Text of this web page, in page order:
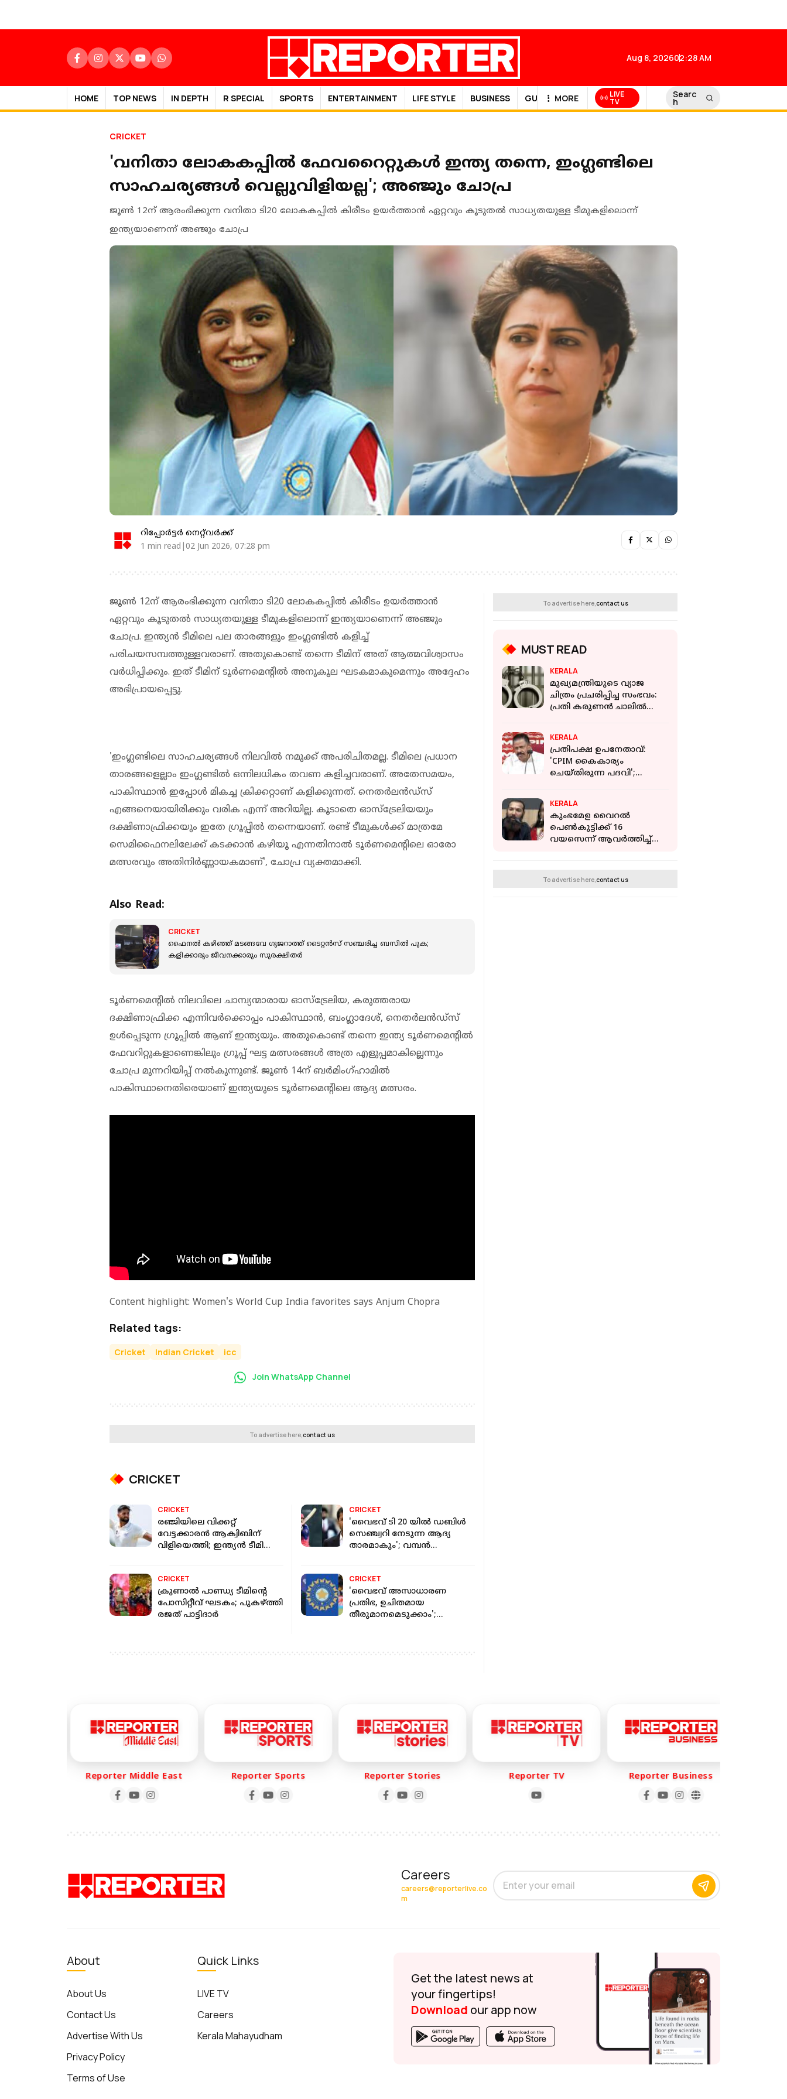
Aug 8, 202602:28 AM
HOME TOP NEWS IN DEPTH R SPECIAL SPORTS ENTERTAINMENT LIFE STYLE BUSINESS GULF NEWS
MORE LIVE
TV
Searc
h
CRICKET
'വനിതാ ലോകകപ്പില്‍ ഫേവറൈറ്റുകള്‍ ഇന്ത്യ തന്നെ, ഇംഗ്ലണ്ടിലെ
സാഹചര്യങ്ങള്‍ വെല്ലുവിളിയല്ല'; അഞ്ജും ചോപ്ര
ജൂൺ 12ന് ആരംഭിക്കുന്ന വനിതാ ടി20 ലോകകപ്പില്‍ കിരീടം ഉയർത്താൻ ഏറ്റവും കൂടുതല്‍ സാധ്യതയുള്ള ടീമുകളിലൊന്ന്
ഇന്ത്യയാണെന്ന് അഞ്ജും ചോപ്ര
റിപ്പോർട്ടർ നെറ്റ്‌വര്‍ക്ക്‌
1 min read|02 Jun 2026, 07:28 pm
ജൂൺ 12ന് ആരംഭിക്കുന്ന വനിതാ ടി20 ലോകകപ്പില്‍ കിരീടം ഉയർത്താൻ
ഏറ്റവും കൂടുതല്‍ സാധ്യതയുള്ള ടീമുകളിലൊന്ന് ഇന്ത്യയാണെന്ന് അഞ്ജും
ചോപ്ര. ഇന്ത്യൻ ടീമിലെ പല താരങ്ങളും ഇംഗ്ലണ്ടിൽ കളിച്ച്
പരിചയസമ്പത്തുള്ളവരാണ്. അതുകൊണ്ട് തന്നെ ടീമിന് അത് ആത്മവിശ്വാസം
വർധിപ്പിക്കും. ഇത് ടീമിന് ടൂർണമെന്റിൽ അനുകൂല ഘടകമാകുമെന്നും അദ്ദേഹം
അഭിപ്രായപ്പെട്ടു.
'ഇംഗ്ലണ്ടിലെ സാഹചര്യങ്ങള്‍ നിലവിൽ നമുക്ക് അപരിചിതമല്ല. ടീമിലെ പ്രധാന
താരങ്ങളെല്ലാം ഇംഗ്ലണ്ടിൽ ഒന്നിലധികം തവണ കളിച്ചവരാണ്. അതേസമയം,
പാകിസ്ഥാന്‍ ഇപ്പോൾ മികച്ച ക്രിക്കറ്റാണ് കളിക്കുന്നത്. നെതര്‍ലന്‍ഡ്സ്
എങ്ങനെയായിരിക്കും വരിക എന്ന് അറിയില്ല. കൂടാതെ ഓസ്ട്രേലിയയും
ദക്ഷിണാഫ്രിക്കയും ഇതേ ഗ്രൂപ്പിൽ തന്നെയാണ്. രണ്ട് ടീമുകള്‍ക്ക് മാത്രമേ
സെമിഫൈനലിലേക്ക് കടക്കാന്‍ കഴിയൂ എന്നതിനാല്‍ ടൂർണമെന്റിലെ ഓരോ
മത്സരവും അതിനിര്‍ണ്ണായകമാണ്', ചോപ്ര വ്യക്തമാക്കി.
Also Read:
CRICKET
ഫൈനൽ കഴിഞ്ഞ് മടങ്ങവേ ഗുജറാത്ത് ടൈറ്റന്‍സ് സഞ്ചരിച്ച ബസിൽ പുക;
കളിക്കാരും ജീവനക്കാരും സുരക്ഷിതര്‍
ടൂർണമെന്റിൽ നിലവിലെ ചാമ്പ്യന്മാരായ ഓസ്ട്രേലിയ, കരുത്തരായ
ദക്ഷിണാഫ്രിക്ക എന്നിവര്‍ക്കൊപ്പം പാകിസ്ഥാന്‍, ബംഗ്ലാദേശ്, നെതര്‍ലന്‍ഡ്സ്
ഉൾപ്പെടുന്ന ഗ്രൂപ്പിൽ ആണ് ഇന്ത്യയും. അതുകൊണ്ട് തന്നെ ഇന്ത്യ ടൂർണമെന്റിൽ
ഫേവറിറ്റുകളാണെങ്കിലും ഗ്രൂപ്പ് ഘട്ട മത്സരങ്ങൾ അത്ര എളുപ്പമാകില്ലെന്നും
ചോപ്ര മുന്നറിയിപ്പ് നല്‍കുന്നുണ്ട്. ജൂണ്‍ 14ന് ബര്‍മിംഗ്ഹാമില്‍
പാകിസ്ഥാനെതിരെയാണ് ഇന്ത്യയുടെ ടൂർണമെന്റിലെ ആദ്യ മത്സരം.
Content highlight: Women's World Cup India favorites says Anjum Chopra
Related tags:
Cricket Indian Cricket icc
Join WhatsApp Channel
To advertise here,contact us
CRICKET
CRICKET
രഞ്ജിയിലെ വിക്കറ്റ്
വേട്ടക്കാരൻ ആക്വിബിന്
വിളിയെത്തി; ഇന്ത്യൻ ടീമിന്‍റെ
CRICKET
'വൈഭവ് ടി 20 യിൽ ഡബിൾ
സെഞ്ച്വറി നേടുന്ന ആദ്യ
താരമാകും'; വമ്പൻ
CRICKET
ക്രുണാല്‍ പാണ്ഡ്യ ടീമിന്റെ
പോസിറ്റീവ് ഘടകം; പുകഴ്ത്തി
രജത് പാട്ടിദാര്‍
CRICKET
'വൈഭവ് അസാധാരണ
പ്രതിഭ, ഉചിതമായ
തീരുമാനമെടുക്കാം';
പച്ചക്കൊടി
To advertise here, contact us
MUST READ
KERALA
മുഖ്യമന്ത്രിയുടെ വ്യാജ
ചിത്രം പ്രചരിപ്പിച്ച സംഭവം:
പ്രതി കരുണന്‍ ചാലില്‍
KERALA
പ്രതിപക്ഷ ഉപനേതാവ്:
'CPIM കൈകാര്യം
ചെയ്തിരുന്ന പദവി';
സൂചന നൽകി MV
ഗോവിന്ദൻ
KERALA
കുംഭമേള വൈറല്‍
പെണ്‍കുട്ടിക്ക് 16
വയസെന്ന് ആവർത്തിച്ച്
To advertise here, contact us
Reporter Middle East Reporter Sports Reporter Stories Reporter TV Reporter Business
Careers
careers@reporterlive.co
m
About
About Us
Contact Us
Advertise With Us
Privacy Policy
Terms of Use
Quick Links
LIVE TV
Careers
Kerala Mahayudham
Get the latest news at
your fingertips!
Download our app now